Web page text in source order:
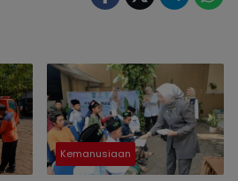
Kemanusiaan